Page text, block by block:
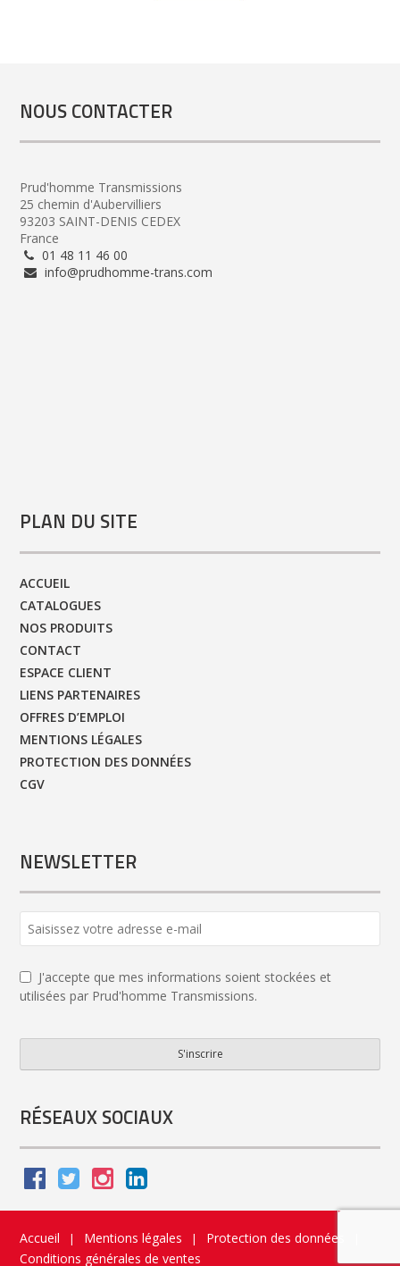
NOUS CONTACTER
Prud'homme Transmissions
25 chemin d'Aubervilliers
93203 SAINT-DENIS CEDEX
France
01 48 11 46 00
info@prudhomme-trans.com
PLAN DU SITE
ACCUEIL
CATALOGUES
NOS PRODUITS
CONTACT
ESPACE CLIENT
LIENS PARTENAIRES
OFFRES D’EMPLOI
MENTIONS LÉGALES
PROTECTION DES DONNÉES
CGV
NEWSLETTER
Name *
J'accepte que mes informations soient stockées et
utilisées par Prud'homme Transmissions.
S'inscrire
RÉSEAUX SOCIAUX
Accueil | Mentions légales | Protection des données
Conditions générales de ventes